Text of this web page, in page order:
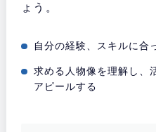
ょう。
自分の経験、スキルに合
求める人物像を理解し、
アピールする